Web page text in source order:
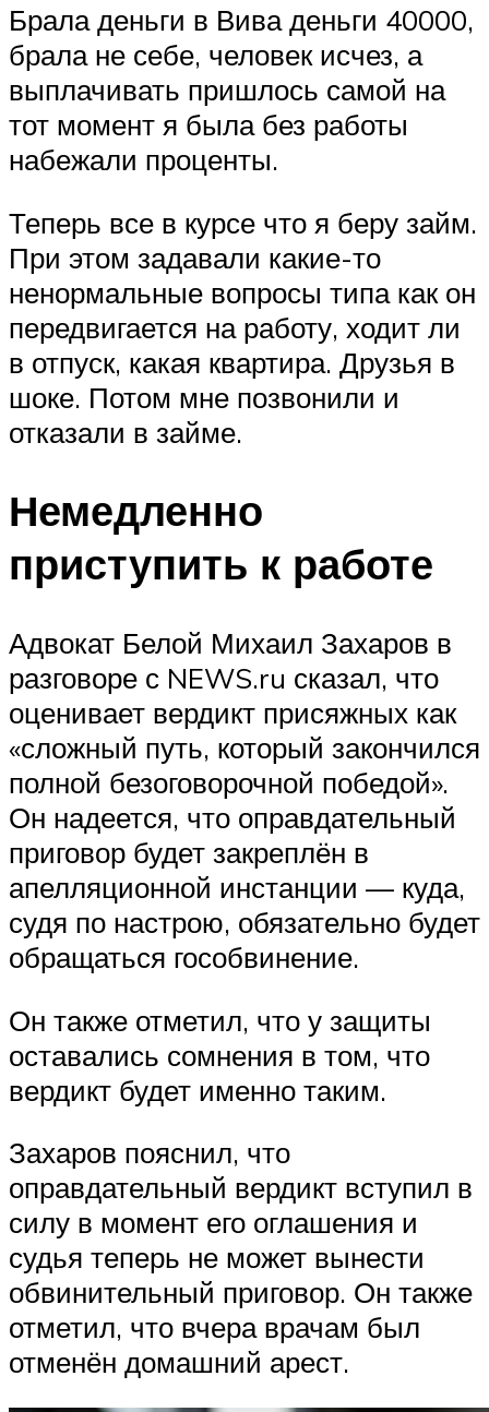
Брала деньги в Вива деньги 40000,
брала не себе, человек исчез, а
выплачивать пришлось самой на
тот момент я была без работы
набежали проценты.
Теперь все в курсе что я беру займ.
При этом задавали какие-то
ненормальные вопросы типа как он
передвигается на работу, ходит ли
в отпуск, какая квартира. Друзья в
шоке. Потом мне позвонили и
отказали в займе.
Немедленно
приступить к работе
Адвокат Белой Михаил Захаров в
разговоре с NEWS.ru сказал, что
оценивает вердикт присяжных как
«сложный путь, который закончился
полной безоговорочной победой».
Он надеется, что оправдательный
приговор будет закреплён в
апелляционной инстанции — куда,
судя по настрою, обязательно будет
обращаться гособвинение.
Он также отметил, что у защиты
оставались сомнения в том, что
вердикт будет именно таким.
Захаров пояснил, что
оправдательный вердикт вступил в
силу в момент его оглашения и
судья теперь не может вынести
обвинительный приговор. Он также
отметил, что вчера врачам был
отменён домашний арест.